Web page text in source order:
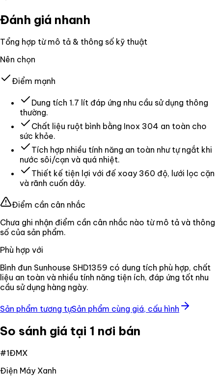
Đánh giá nhanh
Tổng hợp từ mô tả & thông số kỹ thuật
Nên chọn
Điểm mạnh
Dung tích 1.7 lít đáp ứng nhu cầu sử dụng thông
thường.
Chất liệu ruột bình bằng Inox 304 an toàn cho
sức khỏe.
Tích hợp nhiều tính năng an toàn như tự ngắt khi
nước sôi/cạn và quá nhiệt.
Thiết kế tiện lợi với đế xoay 360 độ, lưới lọc cặn
và rãnh cuốn dây.
Điểm cần cân nhắc
Chưa ghi nhận điểm cần cân nhắc nào từ mô tả và thông
số của sản phẩm.
Phù hợp với
Bình đun Sunhouse SHD1359 có dung tích phù hợp, chất
liệu an toàn và nhiều tính năng tiện ích, đáp ứng tốt nhu
cầu sử dụng hàng ngày.
Sản phẩm tương tựSản phẩm cùng giá, cấu hình
So sánh giá tại 1 nơi bán
#1ĐMX
Điện Máy Xanh